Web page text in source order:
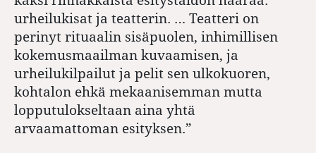
urheilukisat ja teatterin. … Teatteri on
perinyt rituaalin sisäpuolen, inhimillisen
kokemusmaailman kuvaamisen, ja
urheilukilpailut ja pelit sen ulkokuoren,
kohtalon ehkä mekaanisemman mutta
lopputulokseltaan aina yhtä
arvaamattoman esityksen.”